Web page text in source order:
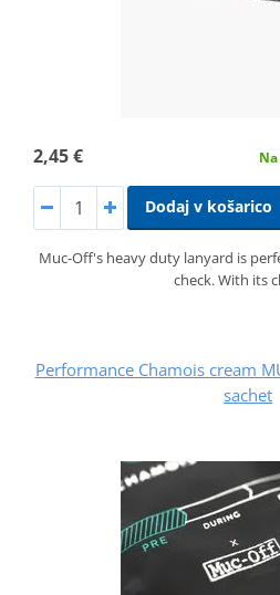
2,45 €
Dodaj v košarico
Muc-Off's heavy duty lanyard is
check. With its
Performance Chamois cream
sachet